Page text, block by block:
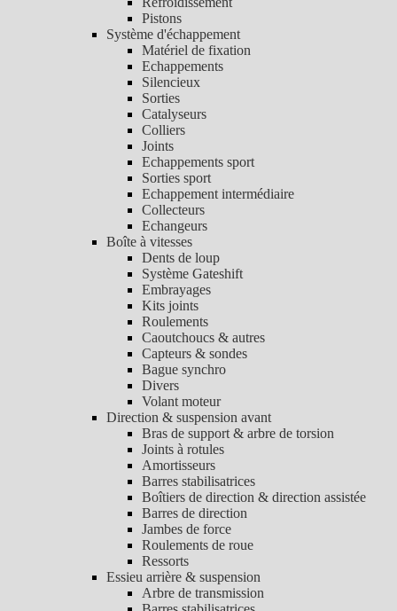
Pistons
Système d'échappement
Matériel de fixation
Echappements
Silencieux
Sorties
Catalyseurs
Colliers
Joints
Echappements sport
Sorties sport
Echappement intermédiaire
Collecteurs
Echangeurs
Boîte à vitesses
Dents de loup
Système Gateshift
Embrayages
Kits joints
Roulements
Caoutchoucs & autres
Capteurs & sondes
Bague synchro
Divers
Volant moteur
Direction & suspension avant
Bras de support & arbre de torsion
Joints à rotules
Amortisseurs
Barres stabilisatrices
Boîtiers de direction & direction assistée
Barres de direction
Jambes de force
Roulements de roue
Ressorts
Essieu arrière & suspension
Arbre de transmission